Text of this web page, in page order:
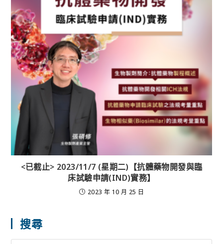
<已截止> 2023/11/7 (星期二)【抗體藥物開發與臨
床試驗申請(IND)實務】
2023 年 10 月 25 日
搜尋